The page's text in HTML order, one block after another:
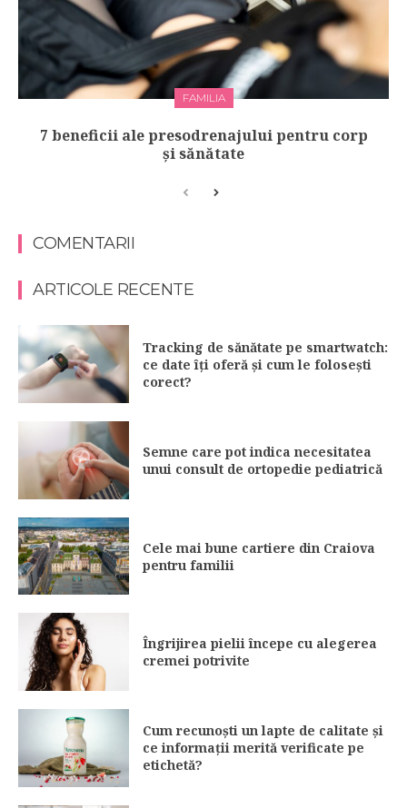
FAMILIA
7 beneficii ale presodrenajului pentru corp
și sănătate
COMENTARII
ARTICOLE RECENTE
Tracking de sănătate pe smartwatch:
ce date îți oferă și cum le folosești
corect?
Semne care pot indica necesitatea
unui consult de ortopedie pediatrică
Cele mai bune cartiere din Craiova
pentru familii
Îngrijirea pielii începe cu alegerea
cremei potrivite
Cum recunoști un lapte de calitate și
ce informații merită verificate pe
etichetă?